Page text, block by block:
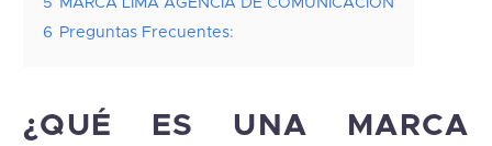
6
Preguntas Frecuentes:
¿QUÉ ES UNA MARCA